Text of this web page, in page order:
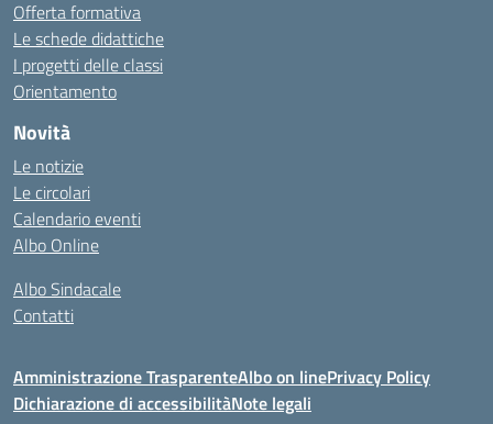
Offerta formativa
Le schede didattiche
I progetti delle classi
Orientamento
Novità
Le notizie
Le circolari
Calendario eventi
Albo Online
Albo Sindacale
Contatti
Amministrazione TrasparenteAlbo on linePrivacy Policy
Dichiarazione di accessibilitàNote legali